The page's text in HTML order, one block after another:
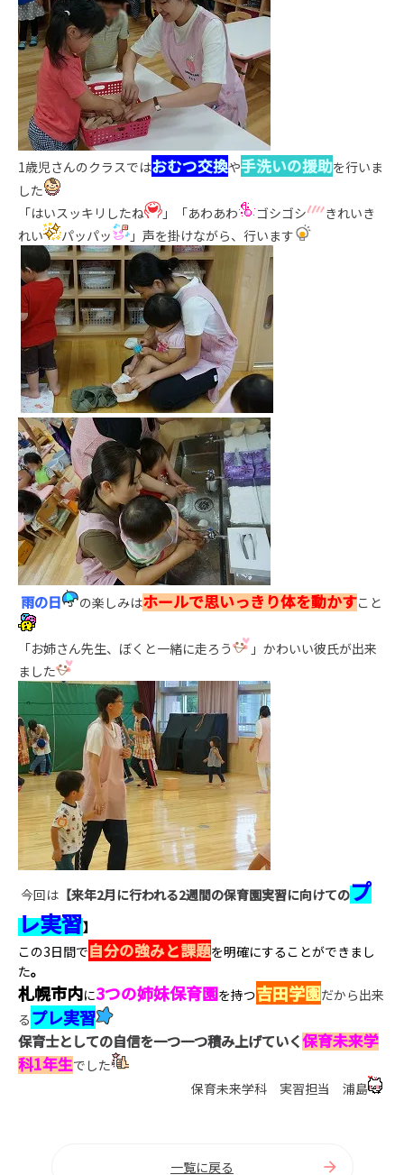
1歳児さんのクラスではおむつ交換や手洗いの援助を行いま
した
「はいスッキリしたね
」「あわあわ ゴシゴシ
きれいき
れい
パッパッ 」声を掛けながら、行います
雨の日 の楽しみはホールで思いっきり体を動かすこと
「お姉さん先生、ぼくと一緒に走ろう
」かわいい彼氏が出来
ました
今回は 【来年2月に行われる2週間の保育園実習に向けてのプ
レ実習】
この3日間で自分の強みと課題を明確にすることができまし
た。
札幌市内に3つの姉妹保育園を持つ吉田学園だから出来
る プレ実習
保育士としての自信を一つ一つ積み上げていく保育未来学
科1年生でした
保育未来学科 実習担当 浦島
一覧に戻る